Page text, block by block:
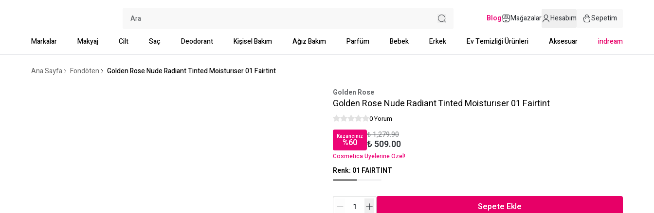
Blog Mağazalar Hesabım Sepetim
Markalar Makyaj Cilt Saç Deodorant Kişisel Bakım Ağız Bakım Parfüm Bebek Erkek Ev Temizliği Ürünleri Aksesuar indream
Ana Sayfa Fondöten Golden Rose Nude Radiant Tinted Moisturıser 01 Fairtint
Golden Rose
Golden Rose Nude Radiant Tinted Moisturıser 01 Fairtint
0 Yorum
Kazancınız
%60
₺ 1,279.90
₺ 509.00
Cosmetica Üyelerine Özel!
Renk: 01 FAIRTINT
Sepete Ekle